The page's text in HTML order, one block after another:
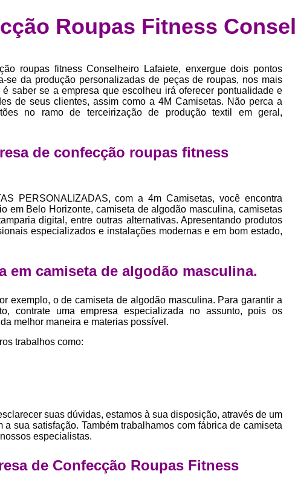
label
roupas
labels
Confecção de Roupas
Confecção Roupas Fitness
Desenvolvimento de Coleção de
Desenvolvimento de Estampa Exclusiva
Desenvolvimento
Desenvolvimento de
Desenvolvimento de
Desenvolvimento
Desenvolvimento de Estampas
Desenvolvimento Estampa de
Empresa Private Label
Private Label para Pequenas
Private Label Roupas
Private Label Roupas
Estamparia Digital em Camisetas
Estamparia em Camiseta de
Roupas Fitness
roupas fitness Conselheiro Lafaiete, enxergue dois pontos
se da produção personalizadas de peças de roupas, nos mais
saber se a empresa que escolheu irá oferecer pontualidade e
de seus clientes, assim como a 4M Camisetas. Não perca a
no ramo de terceirização de produção textil em geral,
de confecção roupas fitness
PERSONALIZADAS, com a 4m Camisetas, você encontra
em Belo Horizonte, camiseta de algodão masculina, camisetas
digital, entre outras alternativas. Apresentando produtos
especializados e instalações modernas e em bom estado,
em camiseta de algodão masculina.
exemplo, o de camiseta de algodão masculina. Para garantir a
contrate uma empresa especializada no assunto, pois os
melhor maneira e materias possível.
trabalhos como:
suas dúvidas, estamos à sua disposição, através de um
sua satisfação. Também trabalhamos com fábrica de camiseta
especialistas.
de Confecção Roupas Fitness